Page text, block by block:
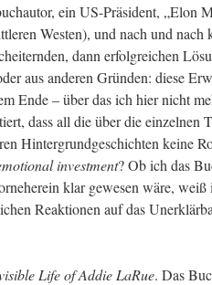
ein US-Prä­si­dent, „Elon
Wes­ten), und nach und nach
dann erfolg­rei­chen
aus ande­ren Grün­den: die­se
Ende – über das ich hier nicht
dass all die über die ein­zel­nen
Hin­ter­grund­ge­schich­ten kei­ne
invest­ment? Ob ich das
klar gewe­sen wäre, weiß
Reak­tio­nen auf das
Life of Addie LaRue. Das